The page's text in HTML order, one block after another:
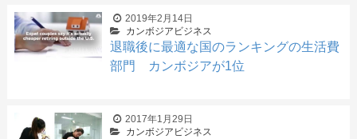
2019年2月14日
カンボジアビジネス
退職後に最適な国のランキングの生活費
部門 カンボジアが1位
2017年1月29日
カンボジアビジネス